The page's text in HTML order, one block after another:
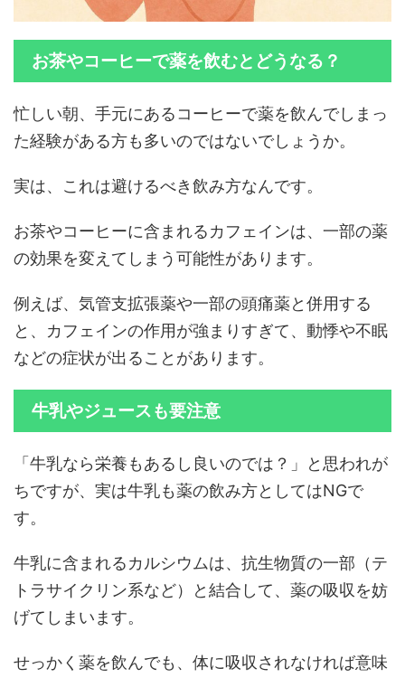
お茶やコーヒーで薬を飲むとどうなる？
忙しい朝、手元にあるコーヒーで薬を飲んでしまっ
た経験がある方も多いのではないでしょうか。
実は、これは避けるべき飲み方なんです。
お茶やコーヒーに含まれるカフェインは、一部の薬
の効果を変えてしまう可能性があります。
例えば、気管支拡張薬や一部の頭痛薬と併用する
と、カフェインの作用が強まりすぎて、動悸や不眠
などの症状が出ることがあります。
牛乳やジュースも要注意
「牛乳なら栄養もあるし良いのでは？」と思われが
ちですが、実は牛乳も薬の飲み方としてはNGで
す。
牛乳に含まれるカルシウムは、抗生物質の一部（テ
トラサイクリン系など）と結合して、薬の吸収を妨
げてしまいます。
せっかく薬を飲んでも、体に吸収されなければ意味